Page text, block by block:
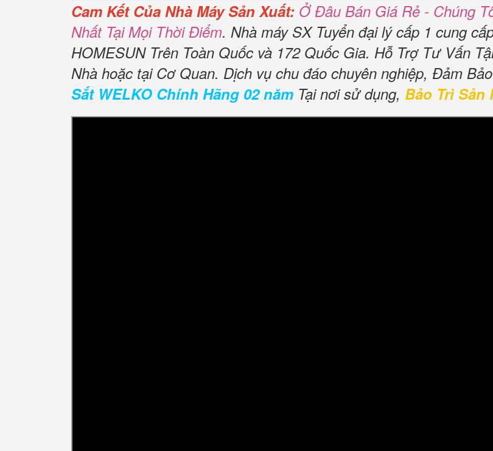
Cam Kết Của Nhà Máy Sản Xuất: Ở Đâu Bán Giá Rẻ - Chúng
Nhất Tại Mọi Thời Điểm. Nhà máy SX Tuyển đại lý cấp 1 cung
HOMESUN Trên Toàn Quốc và 172 Quốc Gia. Hỗ Trợ Tư Vấn
Nhà hoặc tại Cơ Quan. Dịch vụ chu đáo chuyên nghiệp, Đảm
Sắt WELKO Chính Hãng 02 năm Tại nơi sử dụng, Bảo Trì Sản